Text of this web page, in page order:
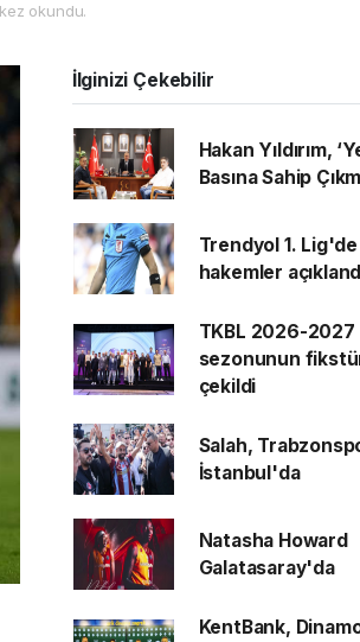
okundu.
İlginizi Çekebilir
Hakan Yıldırım,
Basına Sahip
Trendyol 1. Lig'de
hakemler
TKBL 2026-2027
sezonunun
çekildi
Salah,
İstanbul'da
Natasha Howard
Galatasaray'da
KentBank,